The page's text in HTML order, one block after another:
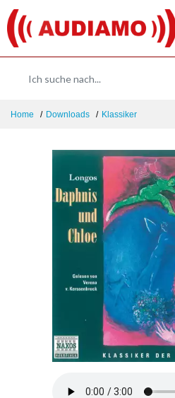
Home Downloads Klassiker